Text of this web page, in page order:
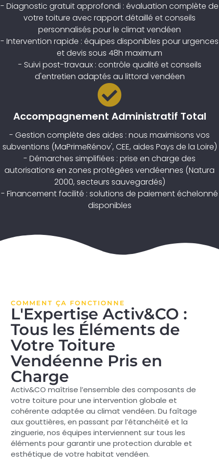
- Diagnostic gratuit approfondi : évaluation complète de
votre toiture avec rapport détaillé et conseils
personnalisés pour le climat vendéen
- Intervention rapide : équipes disponibles pour urgences
et devis sous 48h maximum
- Suivi post-travaux : contrôle qualité et conseils
d'entretien adaptés au littoral vendéen
Accompagnement Administratif Total
- Gestion complète des aides : nous maximisons vos
subventions (MaPrimeRénov', CEE, aides Pays de la Loire)
- Démarches simplifiées : prise en charge des
autorisations en zones protégées vendéennes (Natura
2000, secteurs sauvegardés)
- Financement facilité : solutions de paiement échelonné
disponibles
COMMENT ÇA FONCTIONNE
L'Expertise Activ&CO :
Tous les Éléments de
Votre Toiture
Vendéenne Pris en
Charge
Activ&CO maîtrise l’ensemble des composants de
votre toiture pour une intervention globale et
cohérente adaptée au climat vendéen. Du faîtage
aux gouttières, en passant par l’étanchéité et la
zinguerie, nos équipes interviennent sur tous les
éléments pour garantir une protection durable et
esthétique de votre habitat vendéen.